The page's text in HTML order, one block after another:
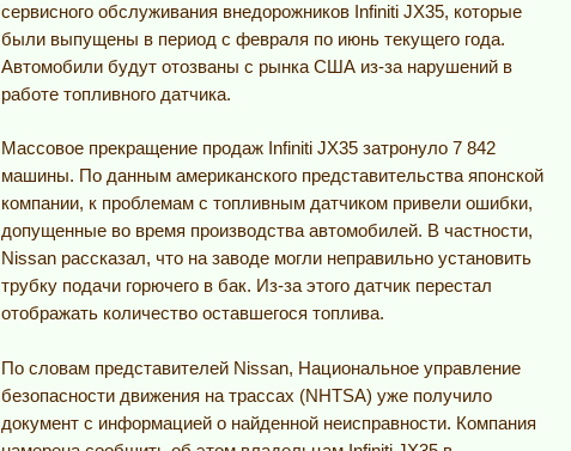
сервисного обслуживания внедорожников Infiniti JX35, которые
были выпущены в период с февраля по июнь текущего года.
Автомобили будут отозваны с рынка США из-за нарушений в
работе топливного датчика.
Массовое прекращение продаж Infiniti JX35 затронуло 7 842
машины. По данным американского представительства японской
компании, к проблемам с топливным датчиком привели ошибки,
допущенные во время производства автомобилей. В частности,
Nissan рассказал, что на заводе могли неправильно установить
трубку подачи горючего в бак. Из-за этого датчик перестал
отображать количество оставшегося топлива.
По словам представителей Nissan, Национальное управление
безопасности движения на трассах (NHTSA) уже получило
документ с информацией о найденной неисправности. Компания